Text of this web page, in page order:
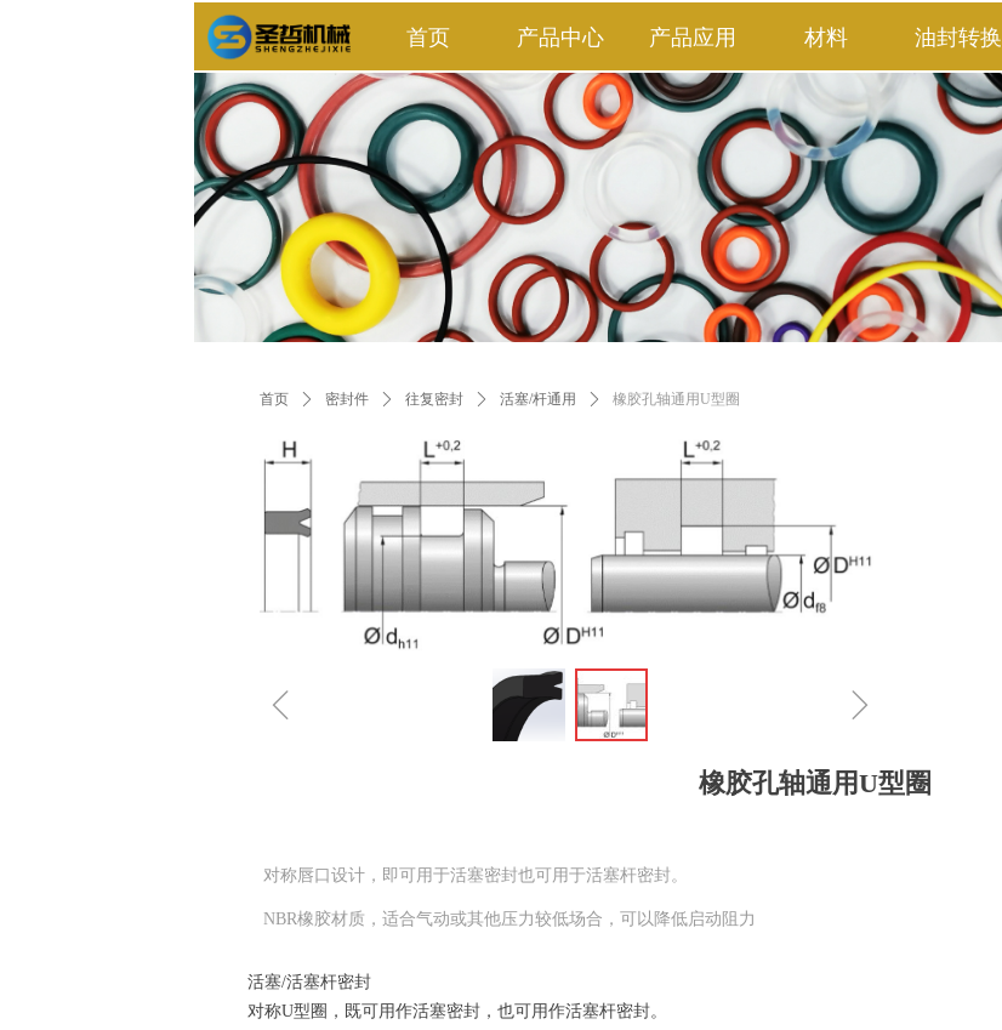
首页 产品中心 产品应用 材料 油封转换
首页 ꄲ 密封件 ꄲ 往复密封 ꄲ 活塞/杆通用 ꄲ 橡胶孔轴通用U型圈
ꁆ ꁇ
橡胶孔轴通用U型圈
对称唇口设计，即可用于活塞密封也可用于活塞杆密封。
NBR橡胶材质，适合气动或其他压力较低场合，可以降低启动阻力
活塞/活塞杆密封
对称U型圈，既可用作活塞密封，也可用作活塞杆密封。